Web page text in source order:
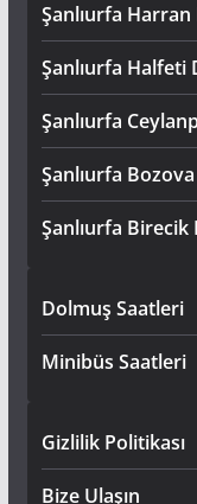
Şanlıurfa
Şanlıurfa Halfeti
Şanlıurfa
Şanlıurfa
Şanlıurfa
Dolmuş Saatleri
Minibüs Saatleri
Gizlilik Politikası
Bize Ulaşın